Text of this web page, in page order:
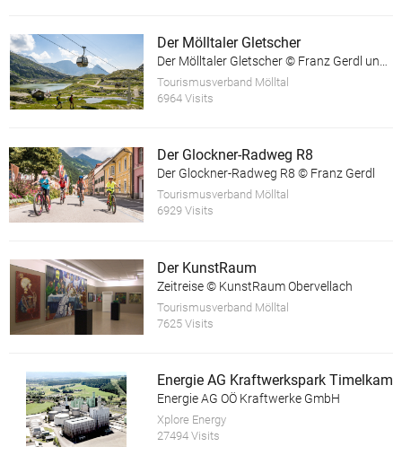
Der Mölltaler Gletscher
Tourismusverband Mölltal
6964 Visits
Der Glockner-Radweg R8
Der Glockner-Radweg R8 © Franz Gerdl
Tourismusverband Mölltal
6929 Visits
Der KunstRaum
Zeitreise © KunstRaum Obervellach
Tourismusverband Mölltal
7625 Visits
Energie AG Kraftwerkspark Timelkam
Energie AG OÖ Kraftwerke GmbH
Xplore Energy
27494 Visits